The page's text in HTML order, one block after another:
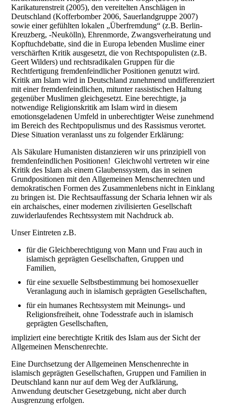
Karikaturenstreit (2005), den vereitelten Anschlägen in
Deutschland (Kofferbomber 2006, Sauerlandgruppe 2007)
sowie einer gefühlten lokalen „Überfremdung“ (z.B. Berlin-
Kreuzberg, -Neukölln), Ehrenmorde, Zwangsverheiratung und
Kopftuchdebatte, sind die in Europa lebenden Muslime einer
verschärften Kritik ausgesetzt, die von Rechtspopulisten (z.B.
Geert Wilders) und rechtsradikalen Gruppen für die
Rechtfertigung fremdenfeindlicher Positionen genutzt wird.
Kritik am Islam wird in Deutschland zunehmend undifferenziert
mit einer fremdenfeindlichen, mitunter rassistischen Haltung
gegenüber Muslimen gleichgesetzt. Eine berechtigte, ja
notwendige Religionskritik am Islam wird in diesem
emotionsgeladenen Umfeld in unberechtigter Weise zunehmend
im Bereich des Rechtpopulismus und des Rassismus verortet.
Diese Situation veranlasst uns zu folgender Erklärung:
Als Säkulare Humanisten distanzieren wir uns prinzipiell von
fremdenfeindlichen Positionen! Gleichwohl vertreten wir eine
Kritik des Islam als einem Glaubenssystem, das in seinen
Grundpositionen mit den Allgemeinen Menschenrechten und
demokratischen Formen des Zusammenlebens nicht in Einklang
zu bringen ist. Die Rechtsauffassung der Scharia lehnen wir als
ein archaisches, einer modernen zivilisierten Gesellschaft
zuwiderlaufendes Rechtssystem mit Nachdruck ab.
Unser Eintreten z.B.
für die Gleichberechtigung von Mann und Frau auch in
islamisch geprägten Gesellschaften, Gruppen und
Familien,
für eine sexuelle Selbstbestimmung bei homosexueller
Veranlagung auch in islamisch geprägten Gesellschaften,
für ein humanes Rechtssystem mit Meinungs- und
Religionsfreiheit, ohne Todesstrafe auch in islamisch
geprägten Gesellschaften,
impliziert eine berechtigte Kritik des Islam aus der Sicht der
Allgemeinen Menschenrechte.
Eine Durchsetzung der Allgemeinen Menschenrechte in
islamisch geprägten Gesellschaften, Gruppen und Familien in
Deutschland kann nur auf dem Weg der Aufklärung,
Anwendung deutscher Gesetzgebung, nicht aber durch
Ausgrenzung erfolgen.